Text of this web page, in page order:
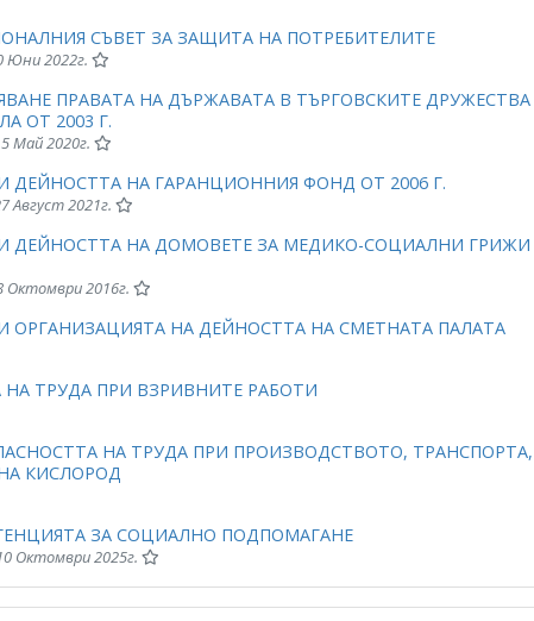
СЪВЕТ ЗА ЗАЩИТА НА ПОТРЕБИТЕЛИТЕ
Юни 2022г.
ПРАВАТА НА ДЪРЖАВАТА В ТЪРГОВСКИТЕ ДРУЖЕСТВА
ОТ 2003 Г.
Май 2020г.
ДЕЙНОСТТА НА ГАРАНЦИОННИЯ ФОНД ОТ 2006 Г.
Август 2021г.
ДЕЙНОСТТА НА ДОМОВЕТЕ ЗА МЕДИКО-СОЦИАЛНИ ГРИЖИ
Октомври 2016г.
ОРГАНИЗАЦИЯТА НА ДЕЙНОСТТА НА СМЕТНАТА ПАЛАТА
ТРУДА ПРИ ВЗРИВНИТЕ РАБОТИ
НА ТРУДА ПРИ ПРОИЗВОДСТВОТО, ТРАНСПОРТА,
КИСЛОРОД
ЗА СОЦИАЛНО ПОДПОМАГАНЕ
Октомври 2025г.